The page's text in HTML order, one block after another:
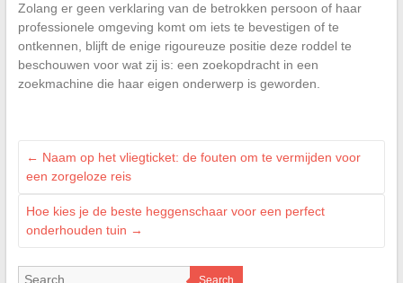
Zolang er geen verklaring van de betrokken persoon of haar
professionele omgeving komt om iets te bevestigen of te
ontkennen, blijft de enige rigoureuze positie deze roddel te
beschouwen voor wat zij is: een zoekopdracht in een
zoekmachine die haar eigen onderwerp is geworden.
← Naam op het vliegticket: de fouten om te vermijden voor
een zorgeloze reis
Hoe kies je de beste heggenschaar voor een perfect
onderhouden tuin →